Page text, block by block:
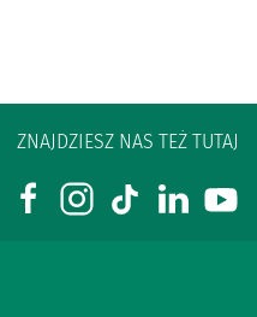
ZNAJDZIESZ NAS TEŻ TUTAJ